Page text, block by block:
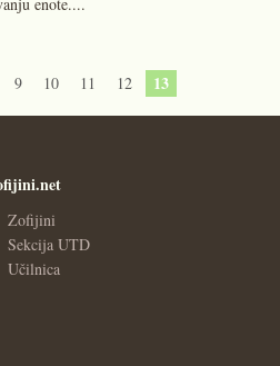
9 10 11 12 13
Zofijini
Sekcija UTD
Učilnica